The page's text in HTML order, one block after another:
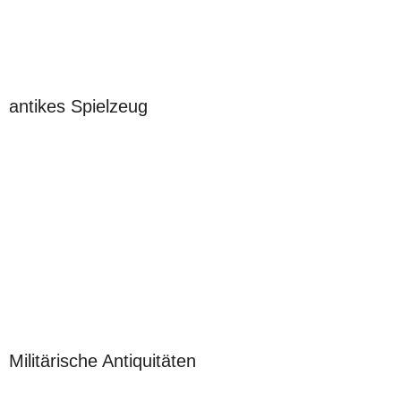
antikes Spielzeug
Militärische Antiquitäten